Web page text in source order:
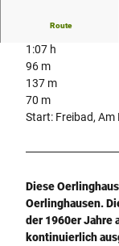
Route
1:07 h
96 m
137 m
70 m
Start: Freibad,
Diese
Oerlinghausen.
der 1960er Jahre
kontinuierlich